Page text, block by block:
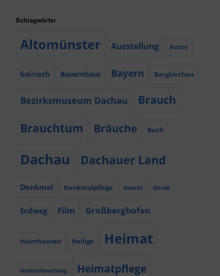
Schlagwörter
Altomünster Ausstellung Autor
bairisch Bauernhaus Bayern Bergkirchen
Bezirksmuseum Dachau Brauch
Brauchtum Bräuche Buch
Dachau Dachauer Land
Denkmal Denkmalpflege Dialekt Dirndl
Erdweg Film Großberghofen
Haimhausen Heilige Heimat
Heimatforschung Heimatpflege